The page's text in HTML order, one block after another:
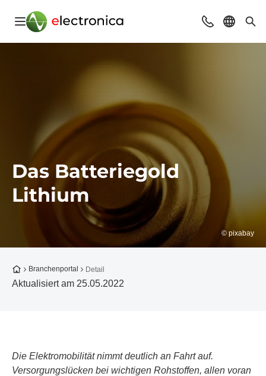
Navigation öffnen Beratung &
Sprache
Das Batteriegold
Lithium
© pixabay
Zur Startseite
Branchenportal Detail
Aktualisiert am 25.05.2022
Die Elektromobilität nimmt deutlich an Fahrt auf.
Versorgungslücken bei wichtigen Rohstoffen, allen voran